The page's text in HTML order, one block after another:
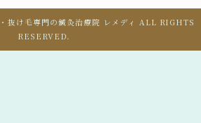
抜け毛専門の鍼灸治療院 レメディ ALL RIGHTS
RESERVED.